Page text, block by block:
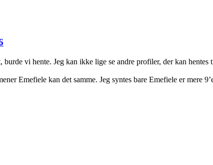
vi hente. Jeg kan ikke lige se andre profiler, der kan hentes
Emefiele kan det samme. Jeg syntes bare Emefiele er mere